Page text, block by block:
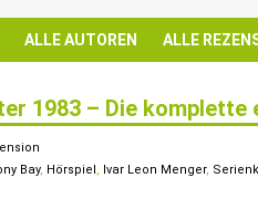
ALLE AUTOREN ALLE
1983 – Die
Bay, Hörspiel, Ivar Leon Menger,